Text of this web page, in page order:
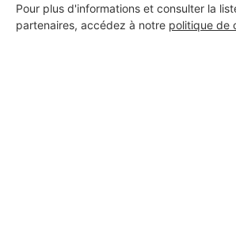
Pour plus d'informations et consulter la
partenaires, accédez à notre politique de